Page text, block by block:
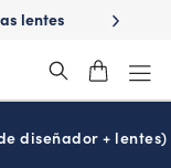
lentes
¿Es
diseñador + lentes)